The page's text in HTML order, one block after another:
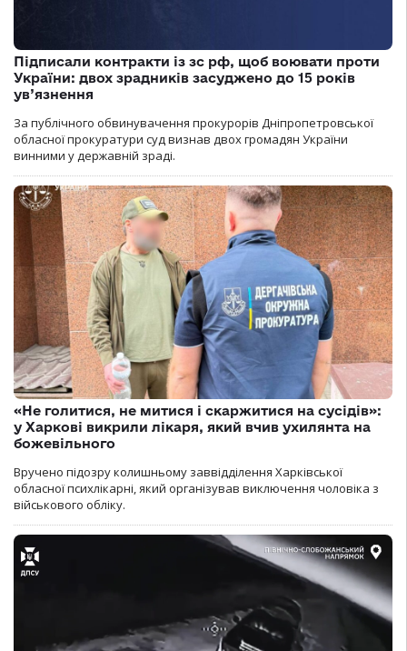
Підписали контракти із зс рф, щоб воювати проти
України: двох зрадників засуджено до 15 років
ув’язнення
За публічного обвинувачення прокурорів Дніпропетровської
обласної прокуратури суд визнав двох громадян України
винними у державній зраді.
«Не голитися, не митися і скаржитися на сусідів»:
у Харкові викрили лікаря, який вчив ухилянта на
божевільного
Вручено підозру колишньому заввідділення Харківської
обласної психлікарні, який організував виключення чоловіка з
військового обліку.